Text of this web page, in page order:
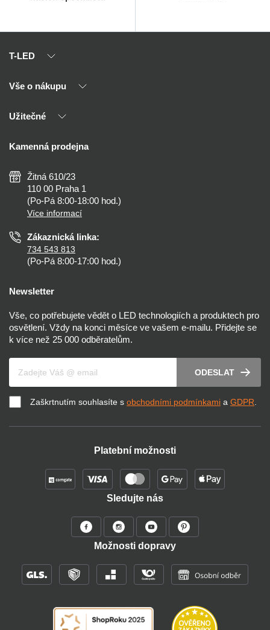
T-LED
O nás
Kontakty
Vše o nákupu
Výhody T-LED
Montáž
Nejčastější dotazy
Než koupíte
Osvětlení dle místnosti
Užitečné
Reklamace a vrácení
Zásady ochrany soukromí
Nastavení cookies
Prohlášení o přístupnosti
Kamenná prodejna
Žitná 610/23
110 00 Praha 1
(Po-Pá 8:00-18:00 hod.)
Více informací
Zákaznická linka:
734 543 813
(Po-Pá 8:00-17:00 hod.)
Newsletter
Vše, co potřebujete vědět o LED technologiích a produktech pro
osvětlení. Vždy na konci měsíce ve vašem e-mailu. Přidejte se
k více než 25 000 odběratelům.
ODESLAT
Zaškrtnutím souhlasíte s obchodními podmínkami a GDPR.
Platební možnosti
Sledujte nás
Možnosti dopravy